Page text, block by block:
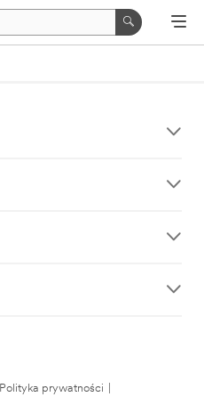
Polityka prywatności